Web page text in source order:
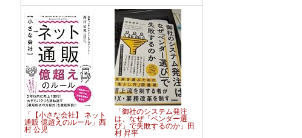
「【小さな会社】 ネット
通販 億超えのルール」西
村 公児
「御社のシステム発注
は、なぜ「ベンダー選
び」で失敗するのか」田
村 昇平